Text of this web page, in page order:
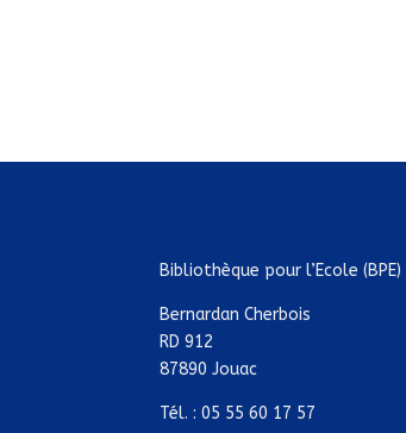
Bibliothèque pour l’Ecole (BPE)
Bernardan Cherbois
RD 912
87890 Jouac
Tél. : 05 55 60 17 57